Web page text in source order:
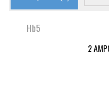
Hb5
2